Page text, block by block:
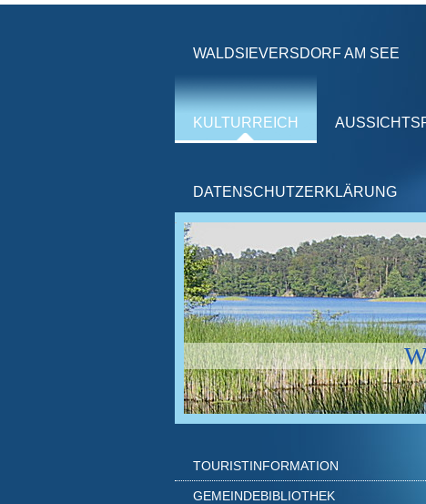
WALDSIEVERSDORF AM SEE
KULTURREICH
DATENSCHUTZERKLÄRUNG
TOURISTINFORMATION
GEMEINDEBIBLIOTHEK